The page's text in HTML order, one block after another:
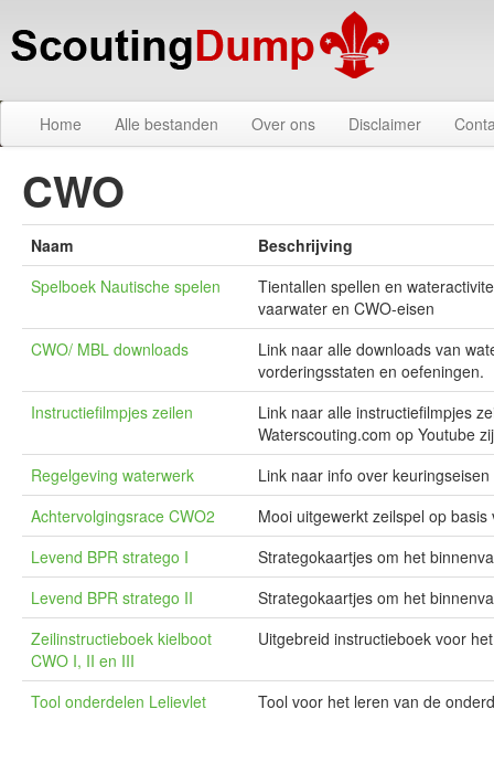
Home Alle bestanden Over ons Disclaimer
CWO
Naam
Beschrijving
Spelboek Nautische spelen
Tientallen spellen en
vaarwater en CWO-eisen
CWO/ MBL downloads
Link naar alle downloads van
vorderingsstaten en oefeningen.
Instructiefilmpjes zeilen
Link naar alle instructiefilmpjes
Waterscouting.com op Youtube
Regelgeving waterwerk
Link naar info over
Achtervolgingsrace CWO2
Mooi uitgewerkt zeilspel op
Levend BPR stratego I
Strategokaartjes om het
Levend BPR stratego II
Strategokaartjes om het
Zeilinstructieboek kielboot
CWO I, II en III
Uitgebreid instructieboek voor
Tool onderdelen Lelievlet Tool voor het leren van de